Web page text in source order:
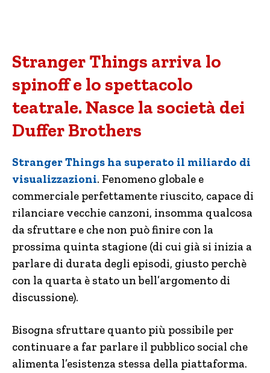
Stranger Things arriva lo
spinoff e lo spettacolo
teatrale. Nasce la società dei
Duffer Brothers
Stranger Things ha superato il miliardo di
visualizzazioni. Fenomeno globale e
commerciale perfettamente riuscito, capace di
rilanciare vecchie canzoni, insomma qualcosa
da sfruttare e che non può finire con la
prossima quinta stagione (di cui già si inizia a
parlare di durata degli episodi, giusto perchè
con la quarta è stato un bell’argomento di
discussione).
Bisogna sfruttare quanto più possibile per
continuare a far parlare il pubblico social che
alimenta l’esistenza stessa della piattaforma.